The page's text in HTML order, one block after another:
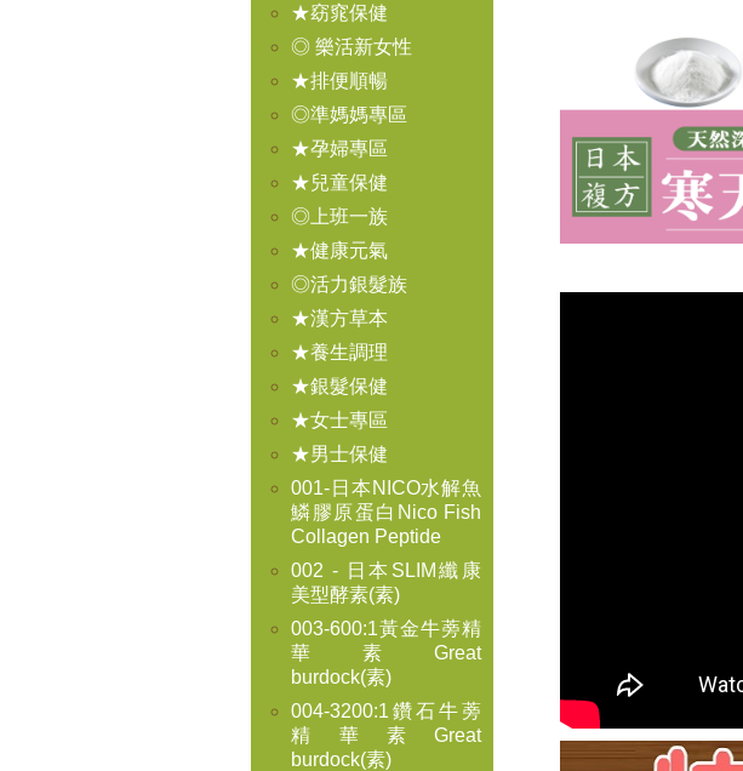
★窈窕保健
◎ 樂活新女性
★排便順暢
◎準媽媽專區
★孕婦專區
★兒童保健
◎上班一族
★健康元氣
◎活力銀髮族
★漢方草本
★養生調理
★銀髮保健
★女士專區
★男士保健
001-日本NICO水解魚
鱗膠原蛋白Nico Fish
Collagen Peptide
002 - 日本SLIM纖康
美型酵素(素)
003-600:1黃金牛蒡精
華素Great
burdock(素)
004-3200:1鑽石牛蒡
精華素Great
burdock(素)